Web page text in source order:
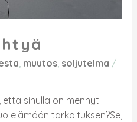
, muutos, soljutelma /
sinulla on mennyt
elämään tarkoituksen?Se,